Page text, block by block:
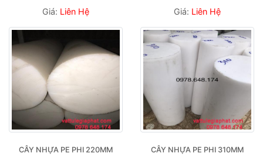
Giá: Liên Hệ Giá: Liên Hệ
CÂY NHỰA PE PHI 220MM CÂY NHỰA PE PHI 310MM